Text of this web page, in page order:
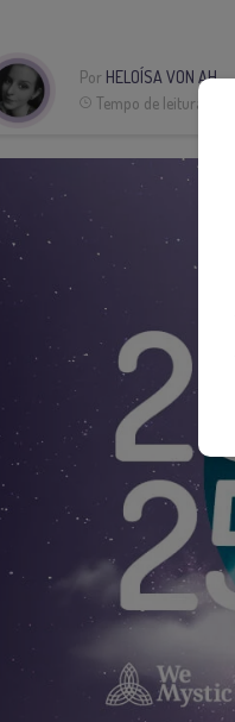
Por HELOÍSA VON AH
Tempo de leitura: